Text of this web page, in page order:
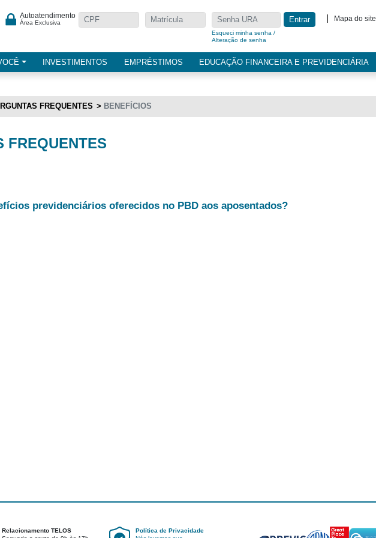
Autoatendimento
Área Exclusiva
Esqueci minha senha /
Alteração de senha
Entrar Mapa do site
INVESTIMENTOS EMPRÉSTIMOS EDUCAÇÃO FINANCEIRA E PREVIDENCIÁRIA
FREQUENTES BENEFÍCIOS
FREQUENTES
previdenciários oferecidos no PBD aos aposentados?
Relacionamento TELOS
Política de Privacidade